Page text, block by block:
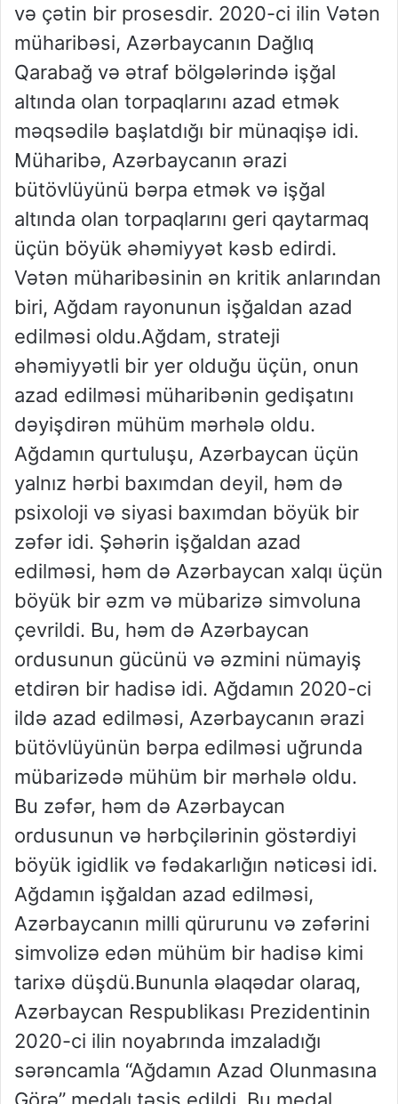
və çətin bir prosesdir. 2020-ci ilin Vətən
müharibəsi, Azərbaycanın Dağlıq
Qarabağ və ətraf bölgələrində işğal
altında olan torpaqlarını azad etmək
məqsədilə başlatdığı bir münaqişə idi.
Müharibə, Azərbaycanın ərazi
bütövlüyünü bərpa etmək və işğal
altında olan torpaqlarını geri qaytarmaq
üçün böyük əhəmiyyət kəsb edirdi.
Vətən müharibəsinin ən kritik anlarından
biri, Ağdam rayonunun işğaldan azad
edilməsi oldu.Ağdam, strateji
əhəmiyyətli bir yer olduğu üçün, onun
azad edilməsi müharibənin gedişatını
dəyişdirən mühüm mərhələ oldu.
Ağdamın qurtuluşu, Azərbaycan üçün
yalnız hərbi baxımdan deyil, həm də
psixoloji və siyasi baxımdan böyük bir
zəfər idi. Şəhərin işğaldan azad
edilməsi, həm də Azərbaycan xalqı üçün
böyük bir əzm və mübarizə simvoluna
çevrildi. Bu, həm də Azərbaycan
ordusunun gücünü və əzmini nümayiş
etdirən bir hadisə idi. Ağdamın 2020-ci
ildə azad edilməsi, Azərbaycanın ərazi
bütövlüyünün bərpa edilməsi uğrunda
mübarizədə mühüm bir mərhələ oldu.
Bu zəfər, həm də Azərbaycan
ordusunun və hərbçilərinin göstərdiyi
böyük igidlik və fədakarlığın nəticəsi idi.
Ağdamın işğaldan azad edilməsi,
Azərbaycanın milli qürurunu və zəfərini
simvolizə edən mühüm bir hadisə kimi
tarixə düşdü.Bununla əlaqədar olaraq,
Azərbaycan Respublikası Prezidentinin
2020-ci ilin noyabrında imzaladığı
sərəncamla “Ağdamın Azad Olunmasına
Görə” medalı təsis edildi. Bu medal,